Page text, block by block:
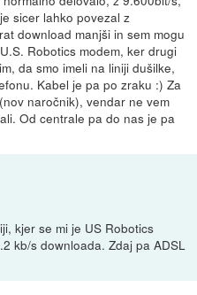
sicer lahko povezal z
download manjši in sem mogu
Robotics modem, ker drugi
da smo imeli na liniji dušilke,
Kabel je pa po zraku :) Za
naročnik), vendar ne vem
Od centrale pa do nas je pa
kjer se mi je US Robotics
kb/s downloada. Zdaj pa ADSL